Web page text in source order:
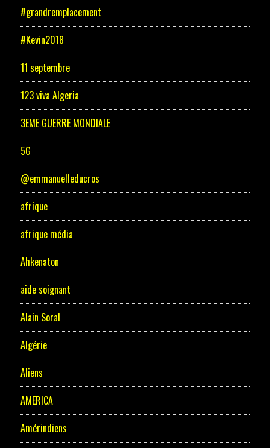
#grandremplacement
#Kevin2018
11 septembre
123 viva Algeria
3EME GUERRE MONDIALE
5G
@emmanuelleducros
afrique
afrique média
Ahkenaton
aide soignant
Alain Soral
Algérie
Aliens
AMERICA
Amérindiens